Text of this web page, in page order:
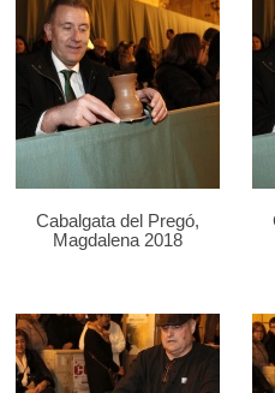
Cabalgata del Pregó,
Magdalena 2018